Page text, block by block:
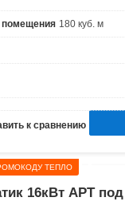
помещения 180 куб. м
к сравнению
ТЕПЛО
16кВт АРТ